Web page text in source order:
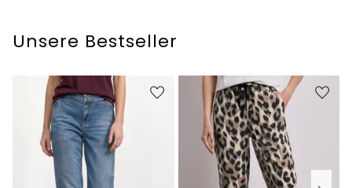
Unsere Bestseller